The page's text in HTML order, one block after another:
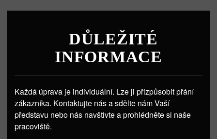
DŮLEŽITÉ
INFORMACE
Každá úprava je individuální. Lze ji přizpůsobit přání
zákazníka. Kontaktujte nás a sdělte nám Vaší
představu nebo nás navštivte a prohlédněte si naše
pracoviště.